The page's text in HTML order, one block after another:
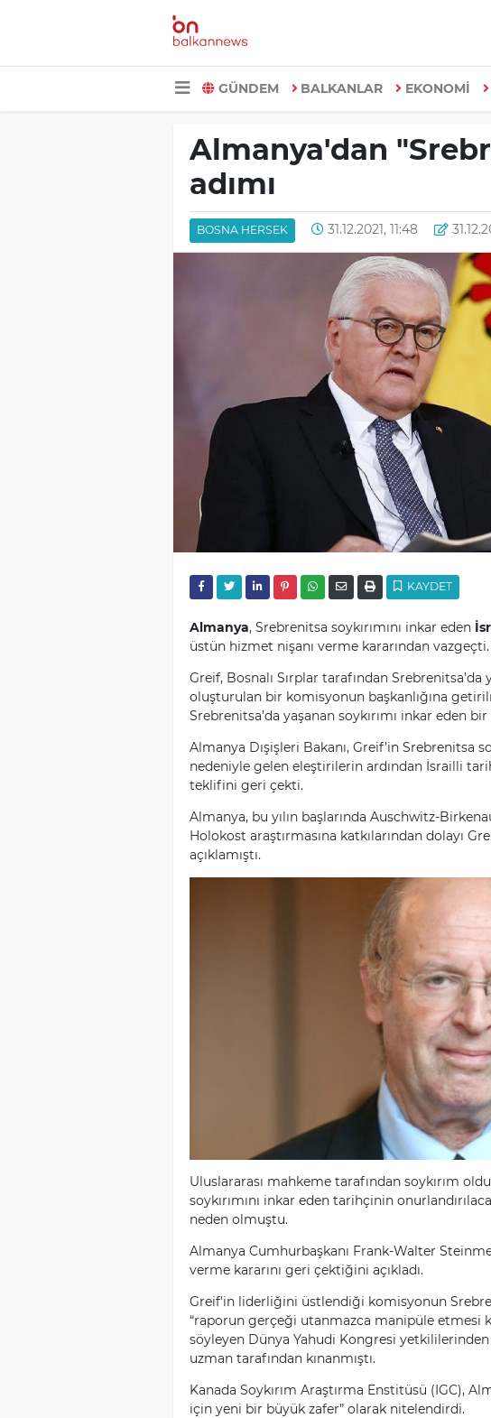
GÜNDEM BALKANLAR EKONOMİ
Almanya'dan
adımı
BOSNA HERSEK 31.12.2021, 11:48
KAYDET
Almanya, Srebrenitsa soykırımını inkar eden
üstün hizmet nişanı verme kararından vazgeçti.
Greif, Bosnalı Sırplar tarafından
oluşturulan bir komisyonun başkanlığına
Srebrenitsa’da yaşanan soykırımı inkar eden bir
Almanya Dışişleri Bakanı, Greif’in Srebrenitsa
nedeniyle gelen eleştirilerin ardından İsrailli
teklifini geri çekti.
Almanya, bu yılın başlarında Auschwitz-
Holokost araştırmasına katkılarından dolayı
açıklamıştı.
Uluslararası mahkeme tarafından soykırım
soykırımını inkar eden tarihçinin
neden olmuştu.
Almanya Cumhurbaşkanı Frank-Walter
verme kararını geri çektiğini açıkladı.
Greif'in liderliğini üstlendiği komisyonun
“raporun gerçeği utanmazca manipüle etmesi
söyleyen Dünya Yahudi Kongresi
uzman tarafından kınanmıştı.
Kanada Soykırım Araştırma Enstitüsü (IGC),
için yeni bir büyük zafer” olarak nitelendirdi.